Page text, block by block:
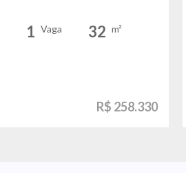
1 Vaga 32 m²
R$ 258.330